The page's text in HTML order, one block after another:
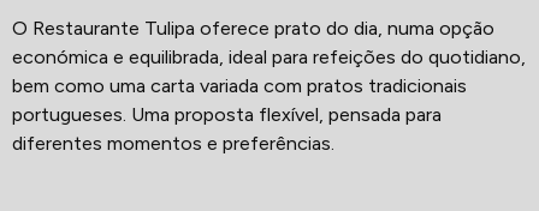
O Restaurante Tulipa oferece prato do dia, numa opção
económica e equilibrada, ideal para refeições do quotidiano,
bem como uma carta variada com pratos tradicionais
portugueses. Uma proposta flexível, pensada para
diferentes momentos e preferências.